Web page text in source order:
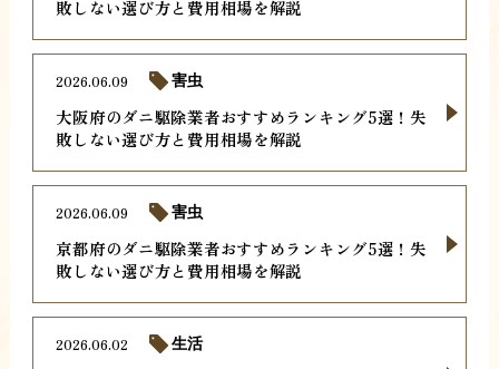
敗しない選び方と費用相場を解説
大阪府のダニ駆除業者おすすめランキング5選！失
敗しない選び方と費用相場を解説
2026.06.09 害虫
京都府のダニ駆除業者おすすめランキング5選！失
敗しない選び方と費用相場を解説
2026.06.09 害虫
2026.06.02 生活